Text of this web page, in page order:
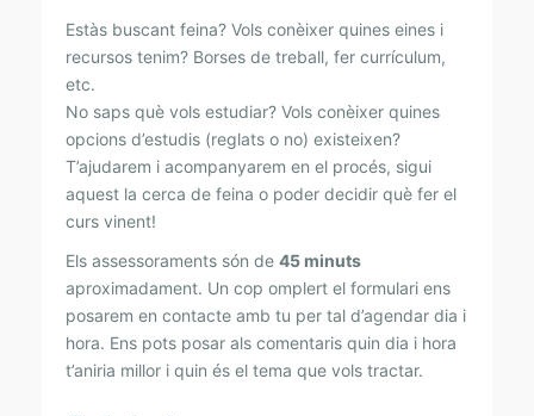
A
A
C
A
D
È
M
I
C
A
I
Estàs buscant feina? Vols conèixer quines eines i
recursos tenim? Borses de treball, fer currículum,
etc.
No saps què vols estudiar? Vols conèixer quines
opcions d’estudis (reglats o no) existeixen?
T’ajudarem i acompanyarem en el procés, sigui
aquest la cerca de feina o poder decidir què fer el
curs vinent!
Els assessoraments són de 45 minuts
aproximadament. Un cop omplert el formulari ens
posarem en contacte amb tu per tal d’agendar dia i
hora. Ens pots posar als comentaris quin dia i hora
t’aniria millor i quin és el tema que vols tractar.